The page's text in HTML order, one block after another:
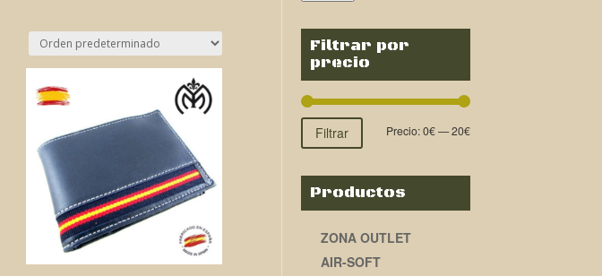
Filtrar por
precio
Filtrar Precio:0€—20€
Productos
ZONA OUTLET
AIR-SOFT